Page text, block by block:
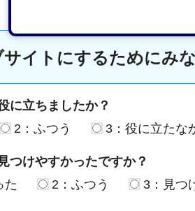
イトにするためにみ
に立ちましたか？
2：ふつう 3：役に立たな
つけやすかったですか？
た
2：ふつう 3：見つ